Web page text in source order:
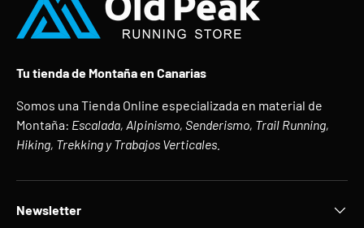
Tu tienda de Montaña en Canarias
Somos una Tienda Online especializada en material de
Montaña: Escalada, Alpinismo, Senderismo, Trail Running,
Hiking, Trekking y Trabajos Verticales.
Newsletter